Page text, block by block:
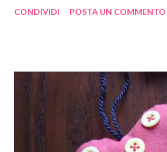
andiamo".
CONDIVIDI POSTA UN COMMENTO